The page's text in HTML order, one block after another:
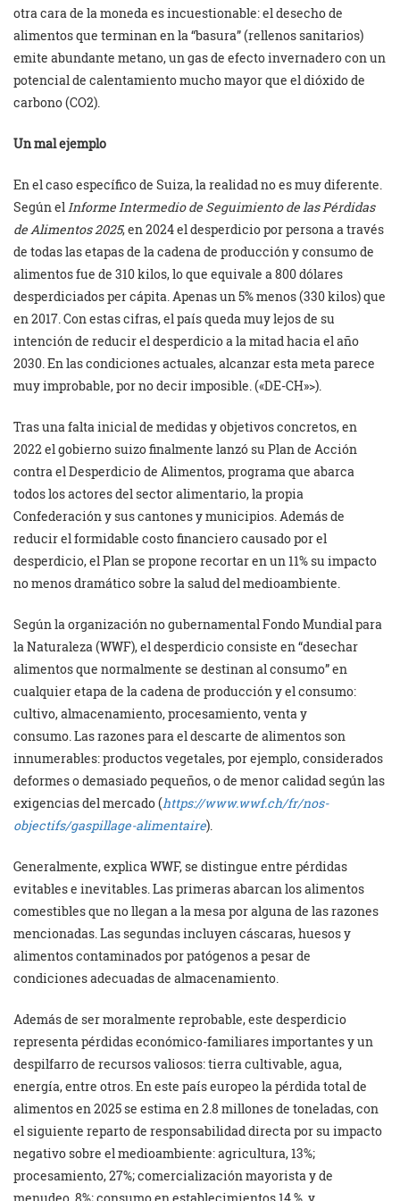
otra cara de la moneda es incuestionable: el desecho de
alimentos que terminan en la “basura” (rellenos sanitarios)
emite abundante metano, un gas de efecto invernadero con un
potencial de calentamiento mucho mayor que el dióxido de
carbono (CO2).
Un mal ejemplo
En el caso específico de Suiza, la realidad no es muy diferente.
Según el Informe Intermedio de Seguimiento de las Pérdidas
de Alimentos 2025, en 2024 el desperdicio por persona a través
de todas las etapas de la cadena de producción y consumo de
alimentos fue de 310 kilos, lo que equivale a 800 dólares
desperdiciados per cápita. Apenas un 5% menos (330 kilos) que
en 2017. Con estas cifras, el país queda muy lejos de su
intención de reducir el desperdicio a la mitad hacia el año
2030. En las condiciones actuales, alcanzar esta meta parece
muy improbable, por no decir imposible. («DE-CH»>).
Tras una falta inicial de medidas y objetivos concretos, en
2022 el gobierno suizo finalmente lanzó su Plan de Acción
contra el Desperdicio de Alimentos, programa que abarca
todos los actores del sector alimentario, la propia
Confederación y sus cantones y municipios. Además de
reducir el formidable costo financiero causado por el
desperdicio, el Plan se propone recortar en un 11% su impacto
no menos dramático sobre la salud del medioambiente.
Según la organización no gubernamental Fondo Mundial para
la Naturaleza (WWF), el desperdicio consiste en “desechar
alimentos que normalmente se destinan al consumo” en
cualquier etapa de la cadena de producción y el consumo:
cultivo, almacenamiento, procesamiento, venta y
consumo. Las razones para el descarte de alimentos son
innumerables: productos vegetales, por ejemplo, considerados
deformes o demasiado pequeños, o de menor calidad según las
exigencias del mercado (https://www.wwf.ch/fr/nos-
objectifs/gaspillage-alimentaire).
Generalmente, explica WWF, se distingue entre pérdidas
evitables e inevitables. Las primeras abarcan los alimentos
comestibles que no llegan a la mesa por alguna de las razones
mencionadas. Las segundas incluyen cáscaras, huesos y
alimentos contaminados por patógenos a pesar de
condiciones adecuadas de almacenamiento.
Además de ser moralmente reprobable, este desperdicio
representa pérdidas económico-familiares importantes y un
despilfarro de recursos valiosos: tierra cultivable, agua,
energía, entre otros. En este país europeo la pérdida total de
alimentos en 2025 se estima en 2.8 millones de toneladas, con
el siguiente reparto de responsabilidad directa por su impacto
negativo sobre el medioambiente: agricultura, 13%;
procesamiento, 27%; comercialización mayorista y de